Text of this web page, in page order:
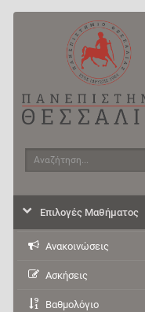
Αναζήτηση
Επιλογές Μαθήματος
Ανακοινώσεις
Ασκήσεις
Βαθμολόγιο